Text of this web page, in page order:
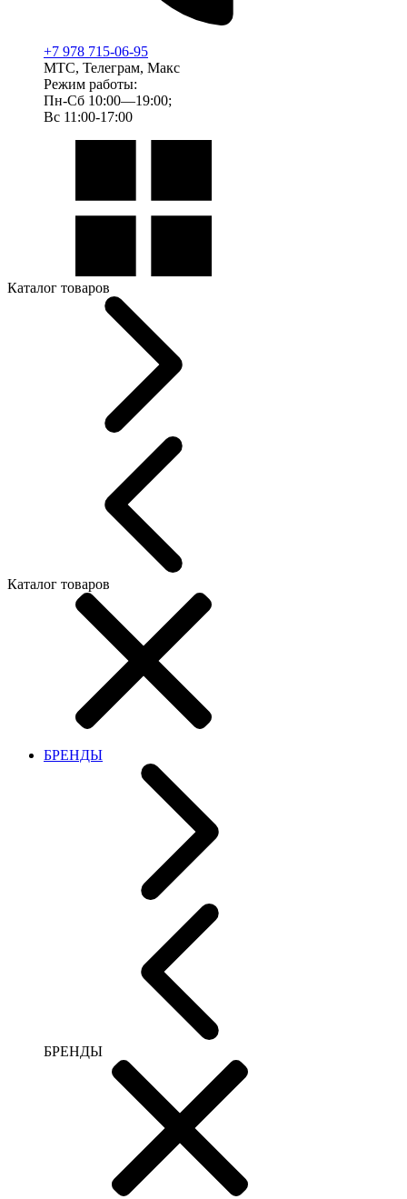
+7 978 715-06-95
МТС, Телеграм, Макс
Режим работы:
Пн-Сб 10:00—19:00;
Вс 11:00-17:00
Каталог товаров
Каталог товаров
БРЕНДЫ
БРЕНДЫ